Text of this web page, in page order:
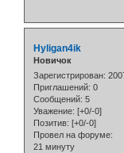
Hyligan4ik
Новичок
Зарегистрирован:
Приглашений: 0
Сообщений: 5
Уважение: [+0/-0]
Позитив: [+0/-0]
Провел на форуме:
21 минуту